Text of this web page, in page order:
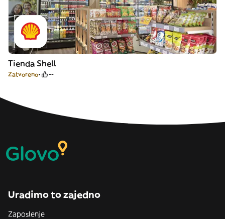
Tienda Shell
Zatvoreno --
Uradimo to zajedno
Zaposlenje